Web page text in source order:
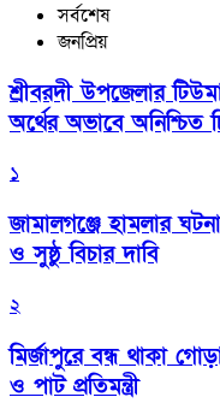
সর্বশেষ
জনপ্রিয়
শ্রীবরদী উপজেলার
অর্থের অভাবে অনিশ্চিত
১
জামালগঞ্জে হামলার
ও সুষ্ঠু বিচার দাবি
২
মির্জাপুরে বন্ধ থাকা
ও পাট প্রতিমন্ত্রী